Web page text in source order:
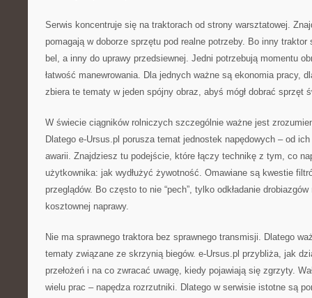
Serwis koncentruje się na traktorach od strony warsztatowej.
pomagają w doborze sprzętu pod realne potrzeby. Bo inny traktor
bel, a inny do uprawy przedsiewnej. Jedni potrzebują momentu
łatwość manewrowania. Dla jednych ważne są ekonomia pracy,
zbiera te tematy w jeden spójny obraz, abyś mógł dobrać sprzęt
W świecie ciągników rolniczych szczególnie ważne jest
Dlatego e-Ursus.pl porusza temat jednostek napędowych – od
awarii. Znajdziesz tu podejście, które łączy technikę z tym, co
użytkownika: jak wydłużyć żywotność. Omawiane są kwestie
przeglądów. Bo często to nie “pech”, tylko odkładanie
kosztownej naprawy.
Nie ma sprawnego traktora bez sprawnego transmisji. Dlatego
tematy związane ze skrzynią biegów. e-Ursus.pl przybliża, jak
przełożeń i na co zwracać uwagę, kiedy pojawiają się zgrzyty.
wielu prac – napędza rozrzutniki. Dlatego w serwisie istotne są